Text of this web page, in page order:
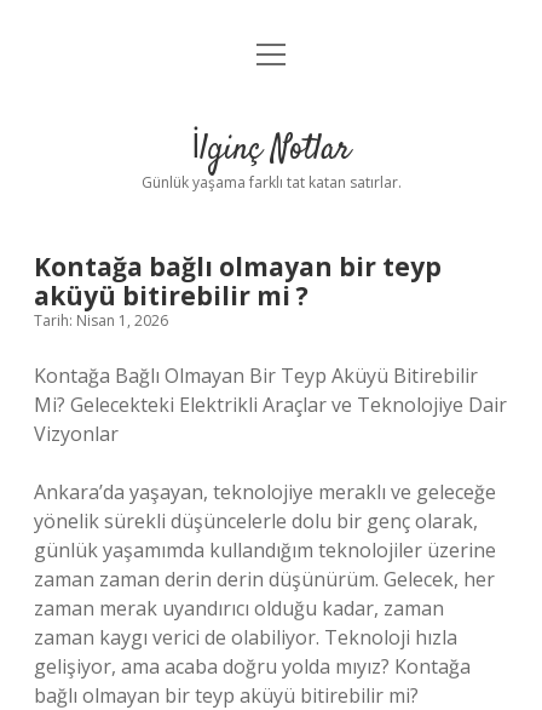
Anasayfa
Yasal Uyarı
menüyü
İlginç Notlar
Günlük yaşama farklı tat katan satırlar.
Kontağa bağlı olmayan bir teyp
aküyü bitirebilir mi ?
Tarih: Nisan 1, 2026
Kontağa Bağlı Olmayan Bir Teyp Aküyü Bitirebilir
Mi? Gelecekteki Elektrikli Araçlar ve Teknolojiye Dair
Vizyonlar
Ankara’da yaşayan, teknolojiye meraklı ve geleceğe
yönelik sürekli düşüncelerle dolu bir genç olarak,
günlük yaşamımda kullandığım teknolojiler üzerine
zaman zaman derin derin düşünürüm. Gelecek, her
zaman merak uyandırıcı olduğu kadar, zaman
zaman kaygı verici de olabiliyor. Teknoloji hızla
gelişiyor, ama acaba doğru yolda mıyız? Kontağa
bağlı olmayan bir teyp aküyü bitirebilir mi?